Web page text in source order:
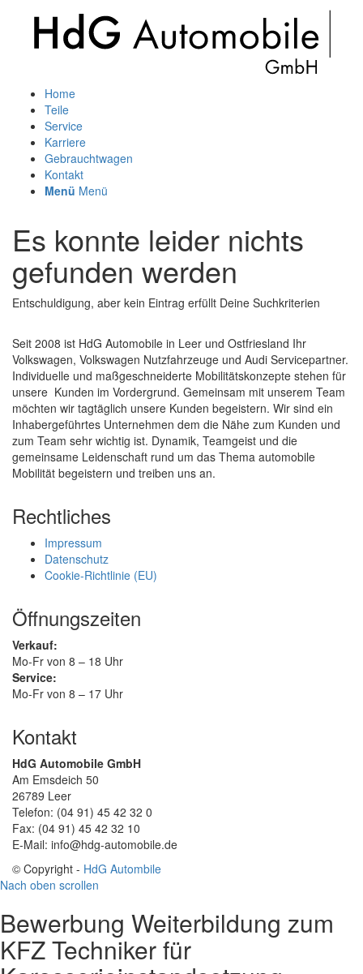
Home
Teile
Service
Karriere
Gebrauchtwagen
Kontakt
Menü Menü
Es konnte leider nichts
gefunden werden
Entschuldigung, aber kein Eintrag erfüllt Deine Suchkriterien
Seit 2008 ist HdG Automobile in Leer und Ostfriesland Ihr
Volkswagen, Volkswagen Nutzfahrzeuge und Audi Servicepartner.
Individuelle und maßgeschneiderte Mobilitätskonzepte stehen für
unsere Kunden im Vordergrund. Gemeinsam mit unserem Team
möchten wir tagtäglich unsere Kunden begeistern. Wir sind ein
Inhabergeführtes Unternehmen dem die Nähe zum Kunden und
zum Team sehr wichtig ist. Dynamik, Teamgeist und die
gemeinsame Leidenschaft rund um das Thema automobile
Mobilität begeistern und treiben uns an.
Rechtliches
Impressum
Datenschutz
Cookie-Richtlinie (EU)
Öffnungszeiten
Verkauf:
Mo-Fr von 8 – 18 Uhr
Service:
Mo-Fr von 8 – 17 Uhr
Kontakt
HdG Automobile GmbH
Am Emsdeich 50
26789 Leer
Telefon: (04 91) 45 42 32 0
Fax: (04 91) 45 42 32 10
E-Mail: info@hdg-automobile.de
© Copyright - HdG Autombile
Nach oben scrollen
Bewerbung Weiterbildung zum
KFZ Techniker für